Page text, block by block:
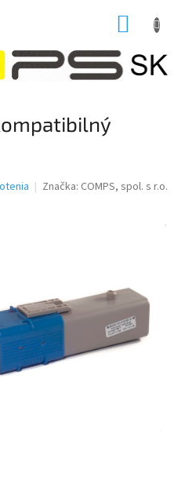
Značka: COMPS, spol. s r.o.